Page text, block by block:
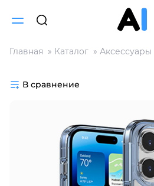
Главная Каталог Аксессуары
В сравнение
Разбейте
на части
без переплат
График платежей